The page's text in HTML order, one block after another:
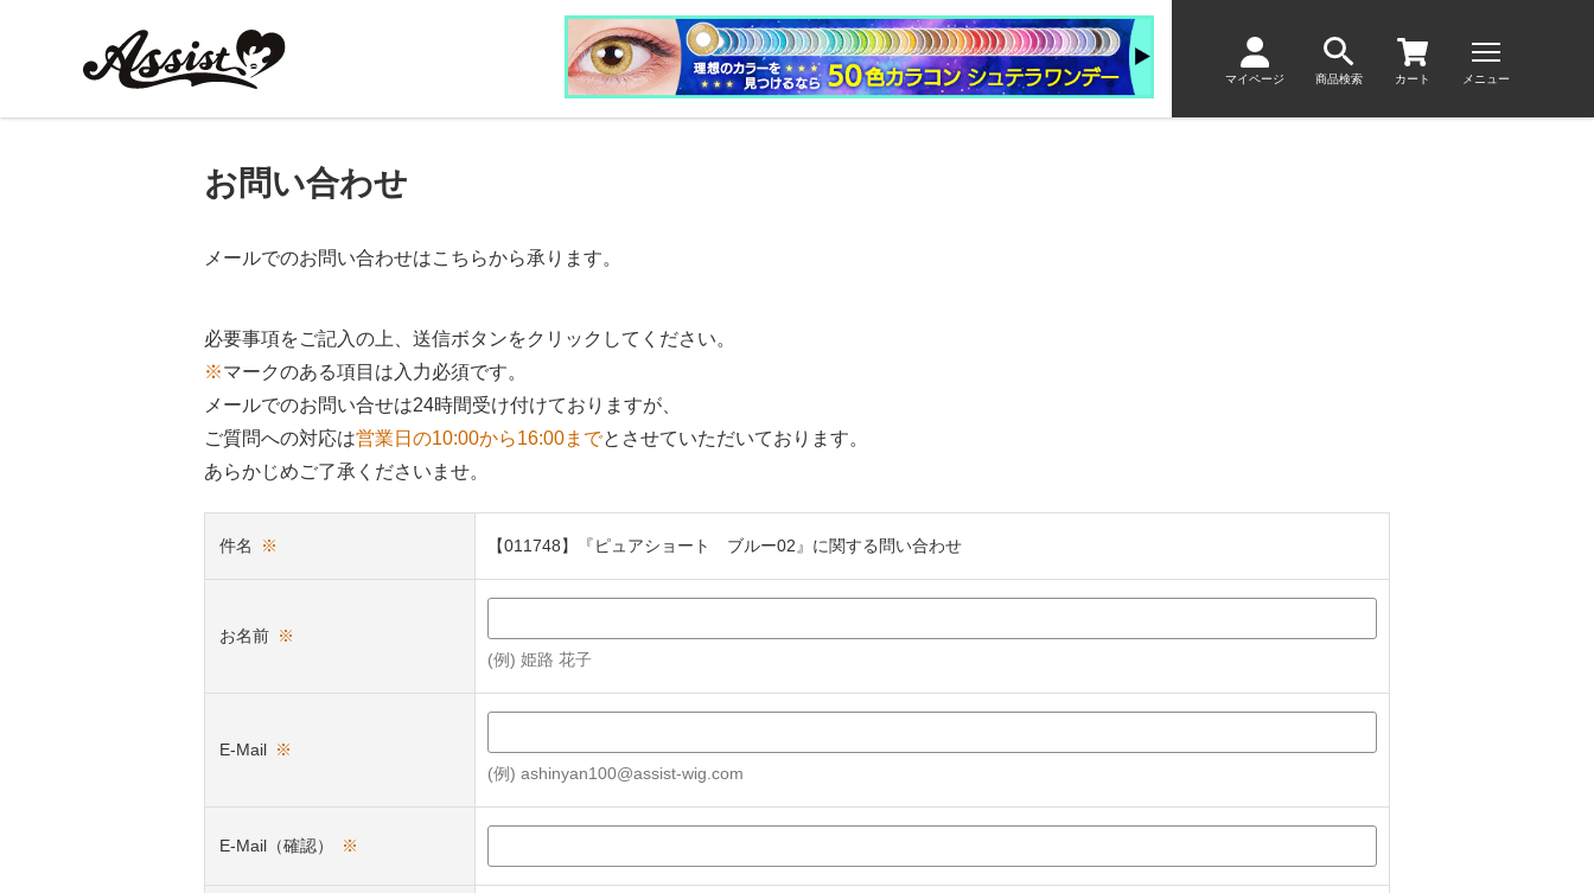
マイページ 商品検索 カート メニュー
お問い合わせ
メールでのお問い合わせはこちらから承ります。
必要事項をご記入の上、送信ボタンをクリックしてください。
※マークのある項目は入力必須です。
メールでのお問い合せは24時間受け付けておりますが、
ご質問への対応は営業日の10:00から16:00までとさせていただいております。
あらかじめご了承くださいませ。
件名 ※ 【011748】『ピュアショート ブルー02』に関する問い合わせ
お名前 ※
(例) 姫路 花子
E-Mail ※
(例) ashinyan100@assist-wig.com
E-Mail（確認） ※